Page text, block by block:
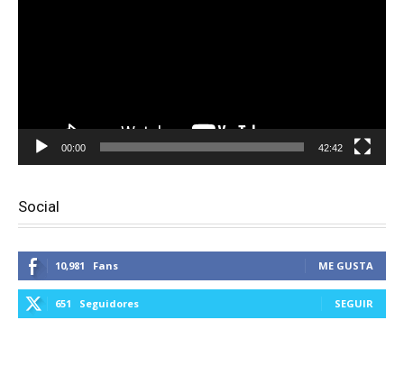
00:00 42:42
Social
10,981 Fans ME GUSTA
651 Seguidores SEGUIR